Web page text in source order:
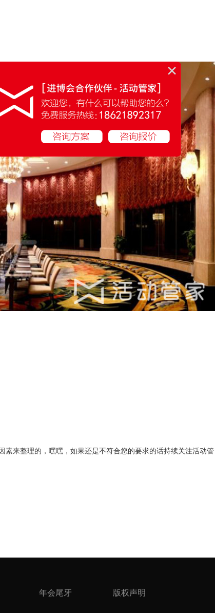
来整理的，嘿嘿，如果还是不符合您的要求的话持续关注活动管
年会尾牙 版权声明